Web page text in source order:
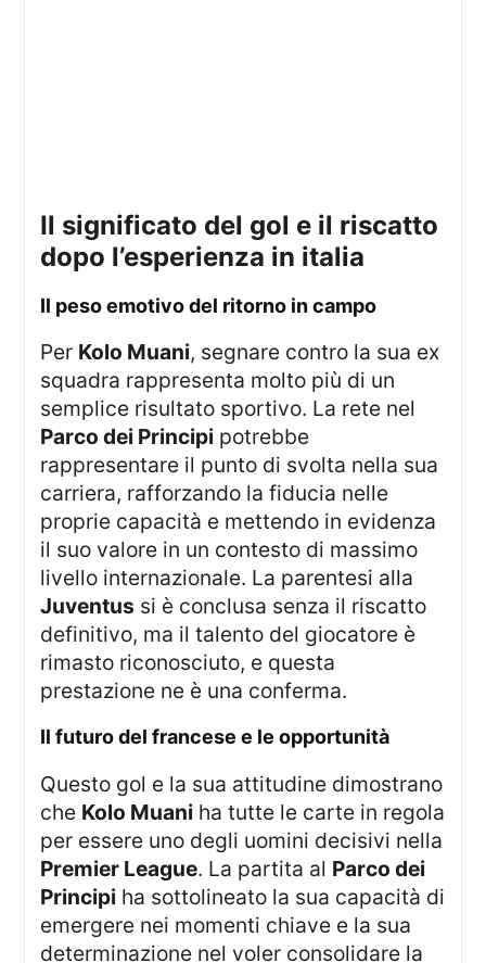
il significato del gol e il riscatto
dopo l’esperienza in italia
il peso emotivo del ritorno in campo
Per Kolo Muani, segnare contro la sua ex
squadra rappresenta molto più di un
semplice risultato sportivo. La rete nel
Parco dei Principi potrebbe
rappresentare il punto di svolta nella sua
carriera, rafforzando la fiducia nelle
proprie capacità e mettendo in evidenza
il suo valore in un contesto di massimo
livello internazionale. La parentesi alla
Juventus si è conclusa senza il riscatto
definitivo, ma il talento del giocatore è
rimasto riconosciuto, e questa
prestazione ne è una conferma.
il futuro del francese e le opportunità
Questo gol e la sua attitudine dimostrano
che Kolo Muani ha tutte le carte in regola
per essere uno degli uomini decisivi nella
Premier League. La partita al Parco dei
Principi ha sottolineato la sua capacità di
emergere nei momenti chiave e la sua
determinazione nel voler consolidare la